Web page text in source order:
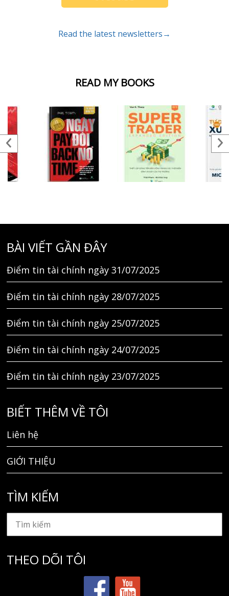
READ MY BOOKS
Read the latest newsletters→
BÀI VIẾT GẦN ĐÂY
Điểm tin tài chính ngày 31/07/2025
Điểm tin tài chính ngày 28/07/2025
Điểm tin tài chính ngày 25/07/2025
Điểm tin tài chính ngày 24/07/2025
Điểm tin tài chính ngày 23/07/2025
BIẾT THÊM VỀ TÔI
Liên hệ
GIỚI THIỆU
TÌM KIẾM
THEO DÕI TÔI